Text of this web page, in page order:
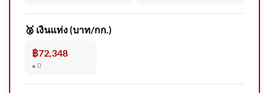
นวด ลวงเด็กหญิง 17 ปี ก่อเหตุข่
🥈 เงินแท่ง (บาท/กก.)
฿72,348
● 0